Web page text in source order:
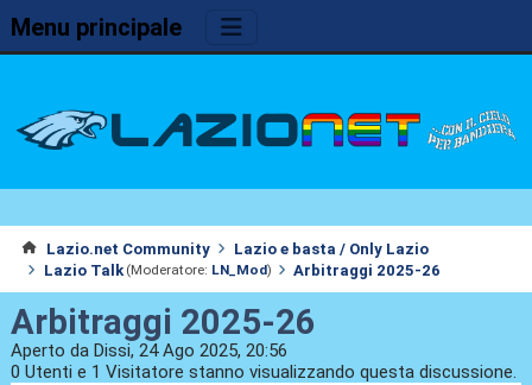
Menu principale
Lazio.net Community
Lazio e basta / Only Lazio
Lazio Talk (Moderatore: LN_Mod) Arbitraggi 2025-26
Arbitraggi 2025-26
Aperto da Dissi, 24 Ago 2025, 20:56
0 Utenti e 1 Visitatore stanno visualizzando questa discussione.